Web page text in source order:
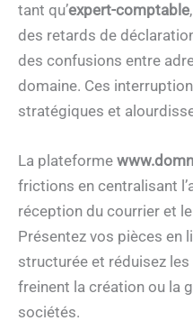
tant qu’expert-comptable
des retards de
des confusions entre
domaine. Ces
stratégiques et
La plateforme
frictions en centralisant
réception du courrier et
Présentez vos pièces en
structurée et réduisez
freinent la création ou la
sociétés.